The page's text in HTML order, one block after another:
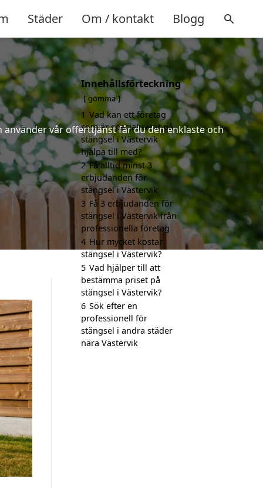
Städer Om / kontakt Blogg
vår offerttjänst får du den enklaste och
Innehållsförteckning
gömma
1 Vad kan ett företag
som är specialiserat på
stängsel i Västervik
hjälpa till med?
2 Få alltid minst 3
erbjudanden för
stängsel i Västervik
3 Få 3 erbjudanden för
stängsel i Västervik från
professionella företag
4 Hur mycket kostar
stängsel i Västervik?
5 Vad hjälper till att
bestämma priset på
stängsel i Västervik?
6 Sök efter en
professionell för
stängsel i andra städer
nära Västervik